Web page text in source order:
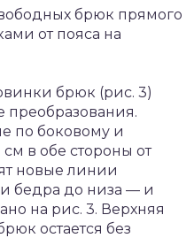
брюк прямого
от пояса на
брюк (рис. 3)
по боковому и
в обе стороны от
новые линии
бедра до низа — и
на рис. 3. Верхняя
остается без